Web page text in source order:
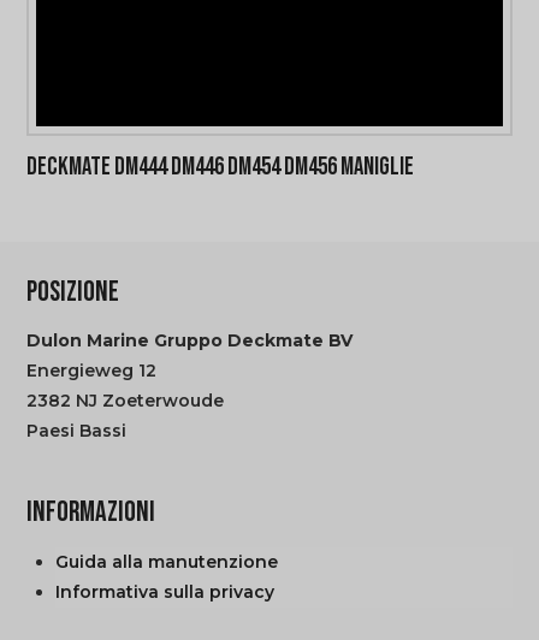
DECKMATE DM444 DM446 DM454 DM456 MANIGLIE
più
opzioni
nella
del
prodotto
POSIZIONE
Dulon Marine Gruppo Deckmate BV
Energieweg 12
2382 NJ Zoeterwoude
Paesi Bassi
INFORMAZIONI
Guida alla manutenzione
Informativa sulla privacy